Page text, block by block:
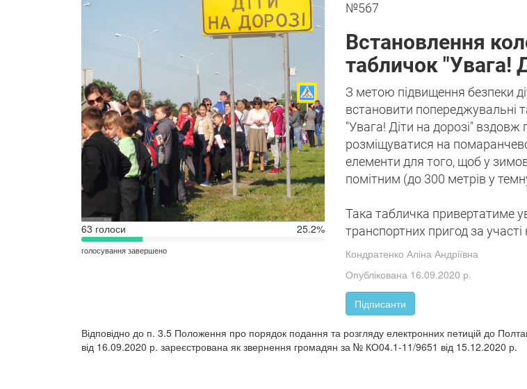
63 голоси 25.2%
голосування завершено
№567
Встановлення
табличок "Увага!
З метою підвищення безпеки
встановити попереджувальні
"Увага! Діти на дорозі"
розміщуватися на
елементи для того, щоб у
помітним (до 300 метрів у
Така табличка привертатиме
транспортних пригод за участі
Кондратенко Аліна Андріївна
Опублікована 16.09.2020 р.
Підписанти
Відповідно до п. 3.5 Положення про порядок подання та розгляду електронних петицій до
від 16.09.2020 р. зареєстрована як звернення громадян за № КО04.1-11/9651 від 15.12.2020 р.